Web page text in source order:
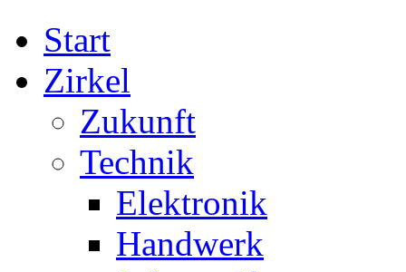
Start
Zirkel
Zukunft
Technik
Elektronik
Handwerk